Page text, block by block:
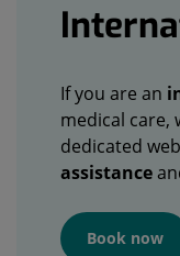
If you are an
medical care,
dedicated
assistance
Book now